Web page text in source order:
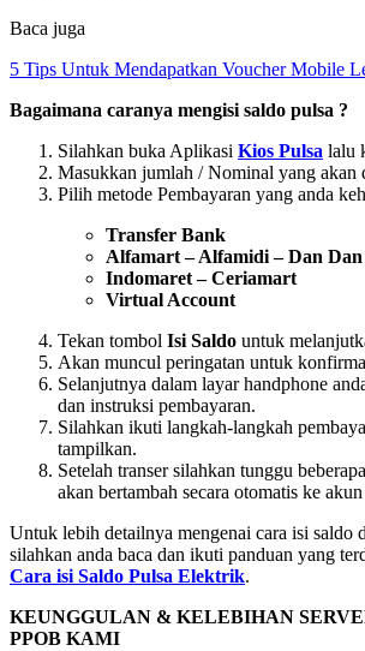
Baca juga
5 Tips Untuk Mendapatkan Voucher Mobile
Bagaimana caranya mengisi saldo pulsa ?
Silahkan buka Aplikasi Kios Pulsa lalu
Masukkan jumlah / Nominal yang akan
Pilih metode Pembayaran yang anda
Transfer Bank
Alfamart – Alfamidi – Dan Dan
Indomaret – Ceriamart
Virtual Account
Tekan tombol Isi Saldo untuk
Akan muncul peringatan untuk
Selanjutnya dalam layar handphone
dan instruksi pembayaran.
Silahkan ikuti langkah-langkah
tampilkan.
Setelah transer silahkan tunggu
akan bertambah secara otomatis ke
Untuk lebih detailnya mengenai cara isi saldo
silahkan anda baca dan ikuti panduan yang
Cara isi Saldo Pulsa Elektrik.
KEUNGGULAN & KELEBIHAN
PPOB KAMI